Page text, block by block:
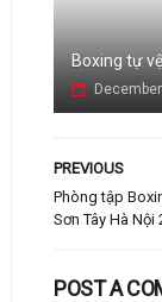
Boxing tự
PREVIOUS
Phòng tập
Sơn Tây Hà Nội
POST A